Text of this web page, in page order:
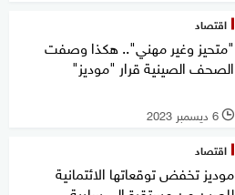
اقتصاد
"متحيز وغير مهني".. هكذا وصفت
الصحف الصينية قرار "موديز"
l 6 ديسمبر 2023
اقتصاد
موديز تخفض توقعاتها الائتمانية